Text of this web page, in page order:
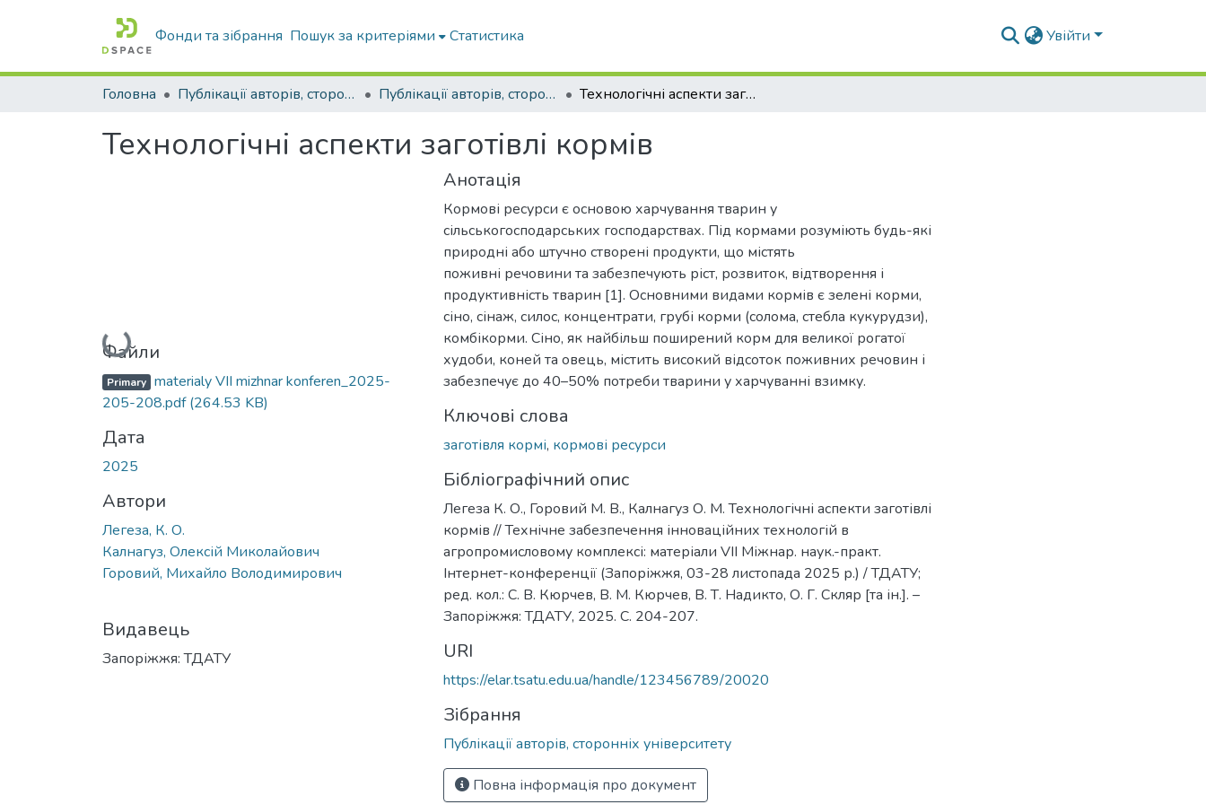
Фонди та зібрання Пошук за критеріями Статистика Увійти
Головна Публікації авторів, сторонніх університету Публікації авторів, сторонніх університету Технологічні аспекти заготівлі кормів
Технологічні аспекти заготівлі кормів
Вантажиться...
Файли
Primary materialy VІІ mizhnar konferen_2025-
205-208.pdf(264.53 KB)
Дата
2025
Автори
Легеза, К. О.
Калнагуз, Олексій Миколайович
Горовий, Михайло Володимирович
Видавець
Запоріжжя: ТДАТУ
Анотація
Кормові ресурси є основою харчування тварин у
сільськогосподарських господарствах. Під кормами розуміють будь-які
природні або штучно створені продукти, що містять
поживні речовини та забезпечують ріст, розвиток, відтворення і
продуктивність тварин [1]. Основними видами кормів є зелені корми,
сіно, сінаж, силос, концентрати, грубі корми (солома, стебла кукурудзи),
комбікорми. Сіно, як найбільш поширений корм для великої рогатої
худоби, коней та овець, містить високий відсоток поживних речовин і
забезпечує до 40–50% потреби тварини у харчуванні взимку.
Ключові слова
заготівля кормі, кормові ресурси
Бібліографічний опис
Легеза К. О., Горовий М. В., Калнагуз О. М. Технологічні аспекти заготівлі
кормів // Технічне забезпечення інноваційних технологій в
агропромисловому комплексі: матеріали VІІ Міжнар. наук.-практ.
Інтернет-конференції (Запоріжжя, 03-28 листопада 2025 р.) / ТДАТУ;
ред. кол.: С. В. Кюрчев, В. М. Кюрчев, В. Т. Надикто, О. Г. Скляр [та ін.]. –
Запоріжжя: ТДАТУ, 2025. С. 204-207.
URI
https://elar.tsatu.edu.ua/handle/123456789/20020
Зібрання
Публікації авторів, сторонніх університету
Повна інформація про документ